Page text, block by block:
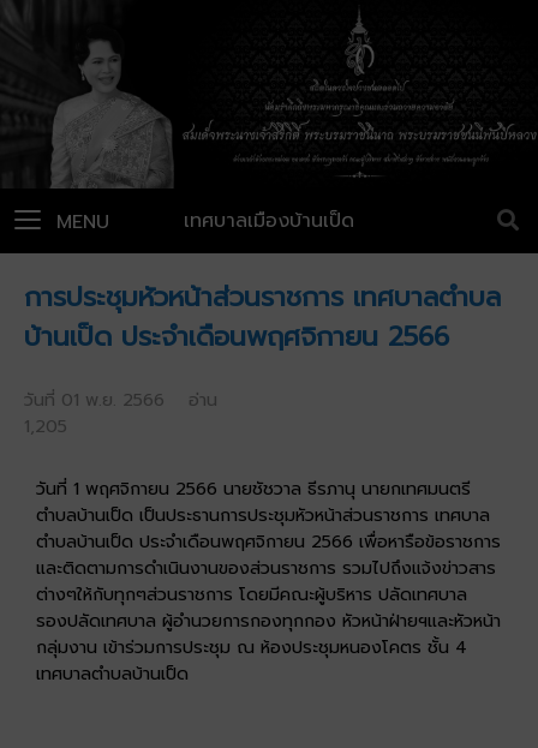
เทศบาลเมืองบ้านเป็ด
MENU
การประชุมหัวหน้าส่วนราชการ เทศบาลตำบล
บ้านเป็ด ประจำเดือนพฤศจิกายน 2566
วันที่ 01 พ.ย. 2566 อ่าน
1,205
วันที่ 1 พฤศจิกายน 2566 นายชัชวาล ธีรภานุ นายกเทศมนตรี
ตำบลบ้านเป็ด เป็นประธานการประชุมหัวหน้าส่วนราชการ เทศบาล
ตำบลบ้านเป็ด ประจำเดือนพฤศจิกายน 2566 เพื่อหารือข้อราชการ
และติดตามการดำเนินงานของส่วนราชการ รวมไปถึงแจ้งข่าวสาร
ต่างๆให้กับทุกๆส่วนราชการ โดยมีคณะผู้บริหาร ปลัดเทศบาล
รองปลัดเทศบาล ผู้อำนวยการกองทุกกอง หัวหน้าฝ่ายฯและหัวหน้า
กลุ่มงาน เข้าร่วมการประชุม ณ ห้องประชุมหนองโคตร ชั้น 4
เทศบาลตำบลบ้านเป็ด